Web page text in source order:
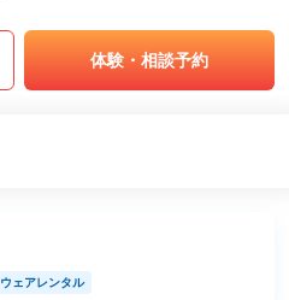
体験・相談予約
ウェアレンタル